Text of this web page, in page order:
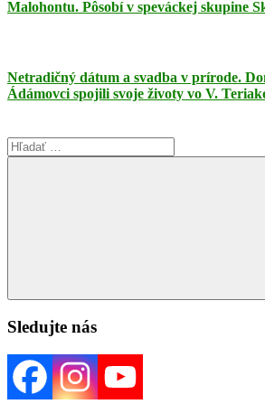
Malohontu. Pôsobí v speváckej skupine
Netradičný dátum a svadba v prírode.
Ádámovci spojili svoje životy vo V.
Search
for:
Search
Sledujte nás